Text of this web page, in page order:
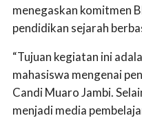
menegaskan komitmen
pendidikan sejarah
“Tujuan kegiatan ini
mahasiswa mengenai
Candi Muaro Jambi.
menjadi media